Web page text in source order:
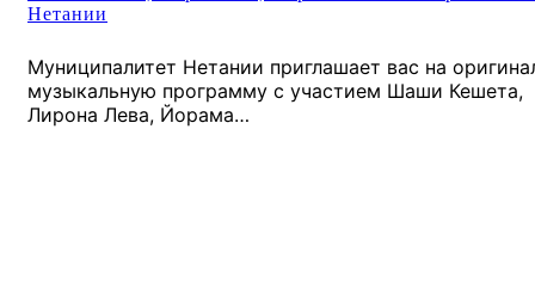
Нетании
Муниципалитет Нетании приглашает вас на
музыкальную программу с участием Шаши Кешета,
Лирона Лева, Йорама…